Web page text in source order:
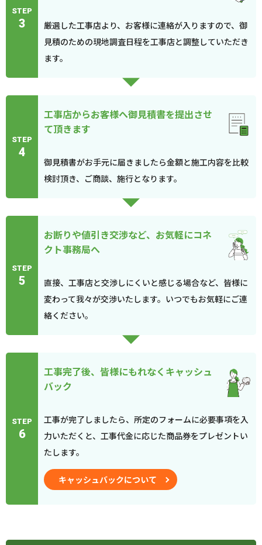
STEP
3
厳選した工事店より、お客様に連絡が入りますので、御
見積のための現地調査日程を工事店と調整していただき
ます。
STEP
4
工事店からお客様へ御見積書を提出させ
て頂きます
御見積書がお手元に届きましたら金額と施工内容を比較
検討頂き、ご商談、施行となります。
STEP
5
お断りや値引き交渉など、お気軽にコネ
クト事務局へ
直接、工事店と交渉しにくいと感じる場合など、皆様に
変わって我々が交渉いたします。いつでもお気軽にご連
絡ください。
STEP
6
工事完了後、皆様にもれなくキャッシュ
バック
工事が完了しましたら、所定のフォームに必要事項を入
力いただくと、工事代金に応じた商品券をプレゼントい
たします。
キャッシュバックについて